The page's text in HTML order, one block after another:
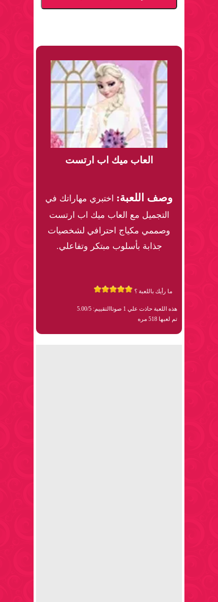
العاب ميك اب ارتست
وصف اللعبة: اختبري مهاراتك في
التجميل مع العاب ميك اب ارتست
وصممي مكياج احترافي لشخصيات
جذابة بأسلوب مبتكر وتفاعلي.
ما رأيك باللعبة ؟
هذه اللعبة حاذت علي 1 صوتا
التقييم: 5.00/5
تم لعبها 518 مره